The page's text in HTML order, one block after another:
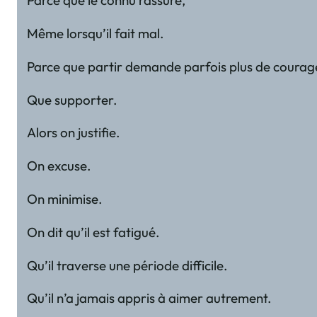
Même lorsqu’il fait mal.
Parce que partir demande parfois plus de
Que supporter.
Alors on justifie.
On excuse.
On minimise.
On dit qu’il est fatigué.
Qu’il traverse une période difficile.
Qu’il n’a jamais appris à aimer autrement.